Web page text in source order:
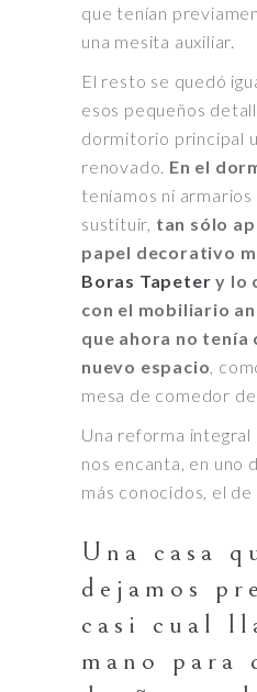
que tenían
una mesita auxiliar.
El resto se quedó
esos pequeños
dormitorio principal
renovado. En el
teníamos ni armarios
sustituir, tan sólo
papel decorativo
Boras Tapeter y lo
con el mobiliario
que ahora no tenía
nuevo espacio ,
mesa de comedor
Una reforma integral
nos encanta, en uno
más conocidos, el
Una casa
dejamos
casi cual
mano para